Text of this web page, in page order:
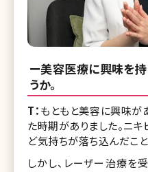
ー美容医療に興味を持
うか。
T：もともと美容に興味が
た時期がありました。ニ
ど気持ちが落ち込んだこと
しかし、レーザー治療を